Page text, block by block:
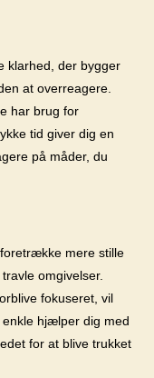
klarhed, der bygger
at overreagere.
har brug for
tid giver dig en
på måder, du
mere stille
omgivelser.
fokuseret, vil
hjælper dig med
for at blive trukket